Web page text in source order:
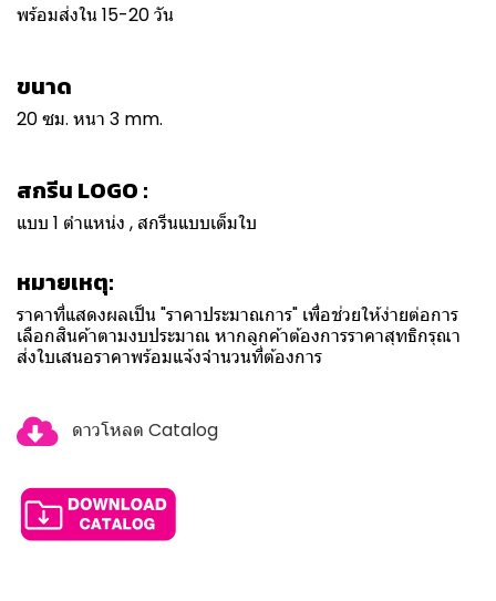
พร้อมส่งใน 15-20 วัน
ขนาด
20 ซม. หนา 3 mm.
สกรีน LOGO :
แบบ 1 ตำแหน่ง , สกรีนแบบเต็มใบ
หมายเหตุ:
ราคาที่แสดงผลเป็น "ราคาประมาณการ" เพื่อช่วยให้ง่ายต่อการ
เลือกสินค้าตามงบประมาณ หากลูกค้าต้องการราคาสุทธิกรุณา
ส่งใบเสนอราคาพร้อมแจ้งจำนวนที่ต้องการ
ดาวโหลด Catalog